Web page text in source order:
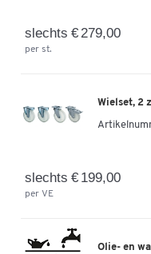
slechts € 279,00
per st.
Wielset, 2
slechts € 199,00
per VE
Olie- en